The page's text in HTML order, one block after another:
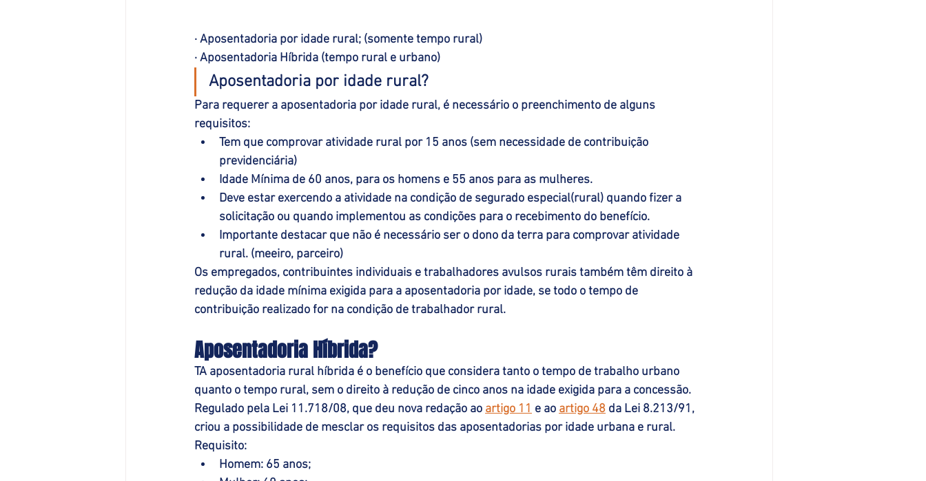
· Aposentadoria por idade rural; (somente tempo rural)
· Aposentadoria Híbrida (tempo rural e urbano)
Aposentadoria por idade rural?
Para requerer a aposentadoria por idade rural, é necessário o preenchimento de alguns
requisitos:
Tem que comprovar atividade rural por 15 anos (sem necessidade de contribuição
previdenciária)
Idade Mínima de 60 anos, para os homens e 55 anos para as mulheres.
Deve estar exercendo a atividade na condição de segurado especial(rural) quando fizer a
solicitação ou quando implementou as condições para o recebimento do benefício.
Importante destacar que não é necessário ser o dono da terra para comprovar atividade
rural. (meeiro, parceiro)
Os empregados, contribuintes individuais e trabalhadores avulsos rurais também têm direito à
redução da idade mínima exigida para a aposentadoria por idade, se todo o tempo de
contribuição realizado for na condição de trabalhador rural.
Aposentadoria Híbrida?
TA aposentadoria rural híbrida é o benefício que considera tanto o tempo de trabalho urbano
quanto o tempo rural, sem o direito à redução de cinco anos na idade exigida para a concessão.
Regulado pela Lei 11.718/08, que deu nova redação ao artigo 11 e ao artigo 48 da Lei 8.213/91,
criou a possibilidade de mesclar os requisitos das aposentadorias por idade urbana e rural.
Requisito:
Homem: 65 anos;